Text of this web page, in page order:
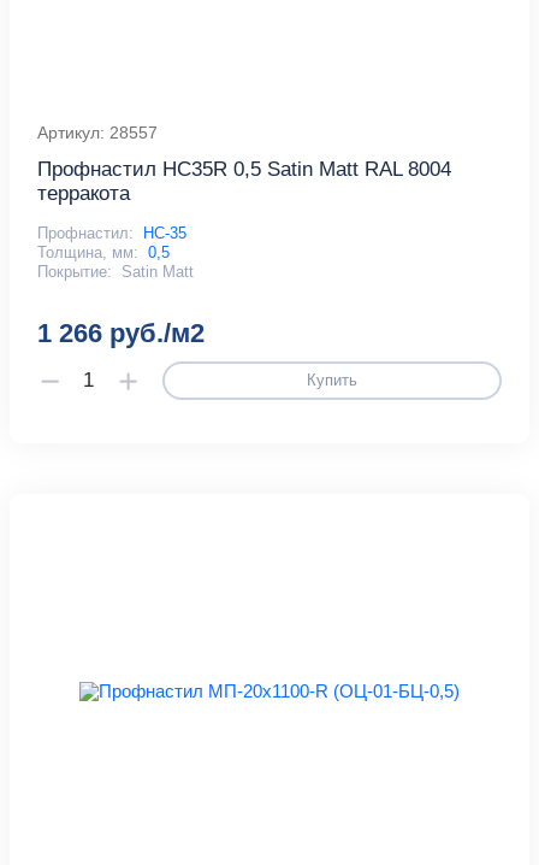
Артикул: 28557
Профнастил HC35R 0,5 Satin Мatt RAL 8004
терракота
Профнастил:
НС-35
Толщина, мм: 0,5
Покрытие:
Satin Matt
1 266 руб./м2
Купить